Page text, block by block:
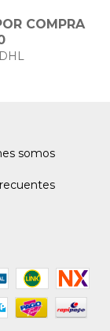
COMPRA
somos